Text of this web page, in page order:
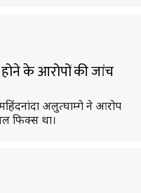
के आरोपों की जांच
अलुत्घाम्गे ने आरोप
फिक्स था।